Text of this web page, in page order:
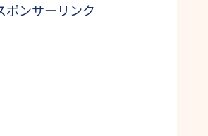
ポンサーリンク